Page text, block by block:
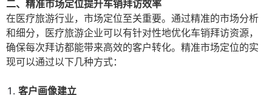
二、精准市场定位提升车销拜访效率
在医疗旅游行业，市场定位至关重要。通过精准的市场分析
和细分，医疗旅游企业可以有针对性地优化车销拜访资源，
确保每次拜访都能带来高效的客户转化。精准市场定位的实
现可以通过以下几种方式：
客户画像建立